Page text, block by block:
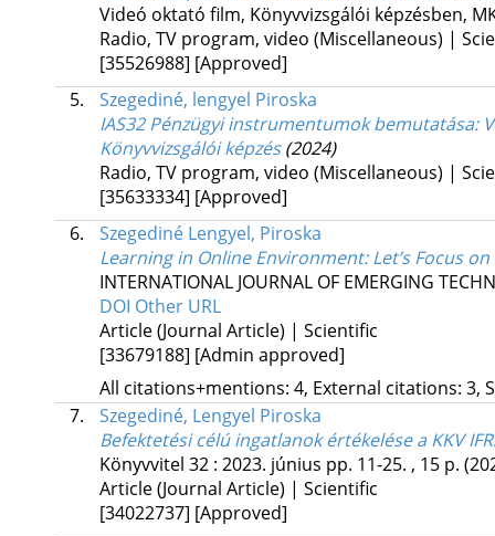
Videó oktató film, Könyvvizsgálói képzésben,
Radio, TV program, video (Miscellaneous) |
[35526988] [Approved]
5.
Szegediné, lengyel Piroska
IAS32 Pénzügyi instrumentumok bemutatása:
Könyvvizsgálói képzés (2024)
Radio, TV program, video (Miscellaneous) |
[35633334] [Approved]
6.
Szegediné Lengyel, Piroska
Learning in Online Environment: Let’s Focus
INTERNATIONAL JOURNAL OF EMERGING
DOI Other URL
Article (Journal Article) | Scientific
[33679188] [Admin approved]
All citations+mentions: 4, External citations: 3,
7.
Szegediné, Lengyel Piroska
Befektetési célú ingatlanok értékelése a KKV
Könyvvitel 32: 2023. június pp. 11-25. , 15 p.
Article (Journal Article) | Scientific
[34022737] [Approved]